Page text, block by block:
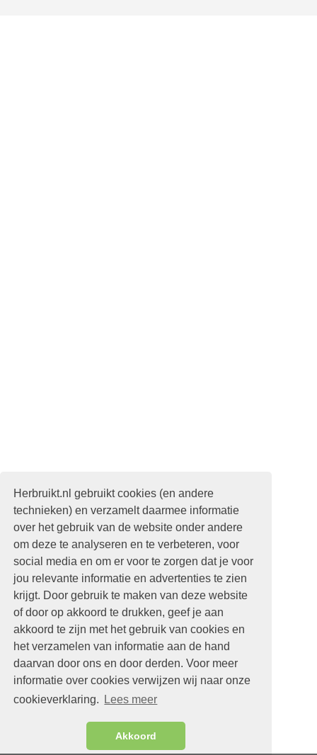
Herbruikt.nl gebruikt cookies (en andere
technieken) en verzamelt daarmee informatie
over het gebruik van de website onder andere
om deze te analyseren en te verbeteren, voor
social media en om er voor te zorgen dat je voor
jou relevante informatie en advertenties te zien
krijgt. Door gebruik te maken van deze website
of door op akkoord te drukken, geef je aan
akkoord te zijn met het gebruik van cookies en
het verzamelen van informatie aan de hand
daarvan door ons en door derden. Voor meer
informatie over cookies verwijzen wij naar onze
cookieverklaring.
Lees meer
Akkoord